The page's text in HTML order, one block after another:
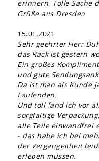
erinnern. Tolle Sache
Grüße aus Dresden
15.01.2021
Sehr geehrter Herr
das Rack ist gestern
Ein großes
und gute
Da ist man als Kunde
Laufenden.
Und toll fand ich vor
sorgfältige
alle Teile einwandfrei
- das habe ich bei
der Vergangenheit
erleben müssen.